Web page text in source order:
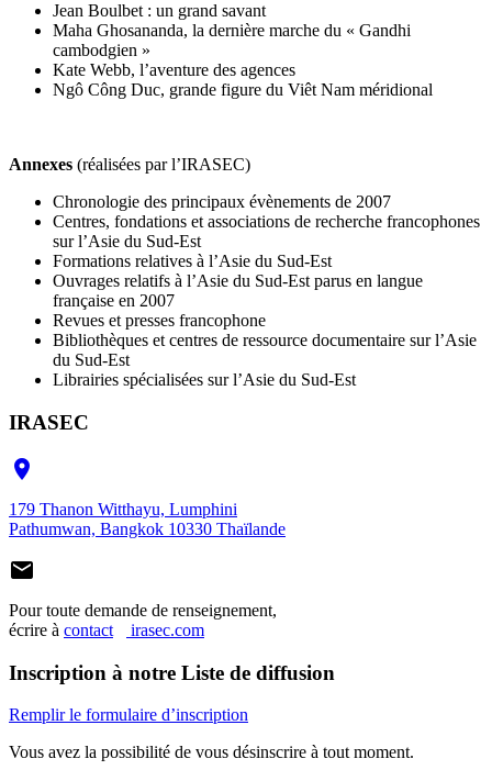
Jean Boulbet : un grand savant
Maha Ghosananda, la dernière marche du « Gandhi
cambodgien »
Kate Webb, l’aventure des agences
Ngô Công Duc, grande figure du Viêt Nam méridional
Annexes (réalisées par l’IRASEC)
Chronologie des principaux évènements de 2007
Centres, fondations et associations de recherche francophones
sur l’Asie du Sud-Est
Formations relatives à l’Asie du Sud-Est
Ouvrages relatifs à l’Asie du Sud-Est parus en langue
française en 2007
Revues et presses francophone
Bibliothèques et centres de ressource documentaire sur l’Asie
du Sud-Est
Librairies spécialisées sur l’Asie du Sud-Est
IRASEC

179 Thanon Witthayu, Lumphini
Pathumwan, Bangkok 10330 Thaïlande

Pour toute demande de renseignement,
écrire à contact irasec.com
Inscription à notre Liste de diffusion
Remplir le formulaire d’inscription
Vous avez la possibilité de vous désinscrire à tout moment.